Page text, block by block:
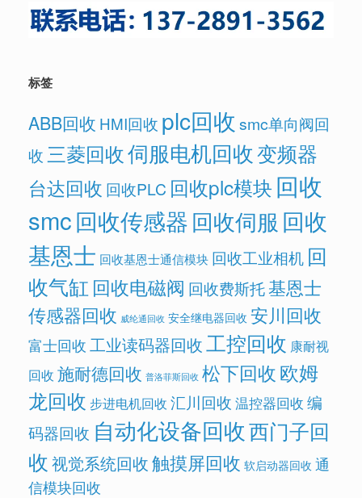
标签
ABB回收 HMI回收 plc回收 smc单向阀回
收 三菱回收伺服电机回收变频器
台达回收 回收PLC 回收plc模块 回收
smc回收传感器回收伺服 回收
基恩士 回收基恩士通信模块 回收工业相机 回
收气缸 回收电磁阀 回收费斯托基恩士
传感器回收 威纶通回收 安全继电器回收 安川回收
富士回收 工业读码器回收工控回收 康耐视
回收 施耐德回收 普洛菲斯回收 松下回收欧姆
龙回收 步进电机回收 汇川回收 温控器回收 编
码器回收 自动化设备回收西门子回
收视觉系统回收触摸屏回收 软启动器回收 通
信模块回收